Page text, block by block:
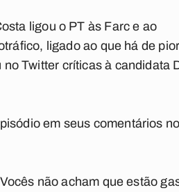
ligou o PT às Farc e ao
ligado ao que há de
Twitter críticas à candidata
em seus comentários no
não acham que estão